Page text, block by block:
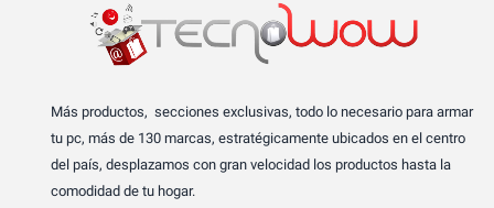
Más productos, secciones exclusivas, todo lo necesario para armar
tu pc, más de 130 marcas, estratégicamente ubicados en el centro
del país, desplazamos con gran velocidad los productos hasta la
comodidad de tu hogar.